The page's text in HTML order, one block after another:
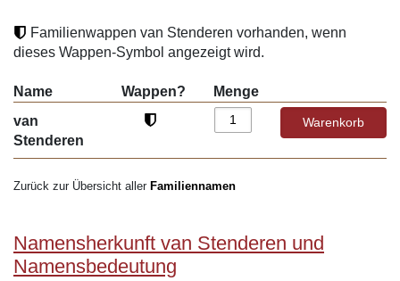
Familienwappen van Stenderen vorhanden, wenn
dieses Wappen-Symbol angezeigt wird.
Name Wappen?
Menge
van
Stenderen
Zurück zur Übersicht aller Familiennamen
Namensherkunft van Stenderen und
Namensbedeutung